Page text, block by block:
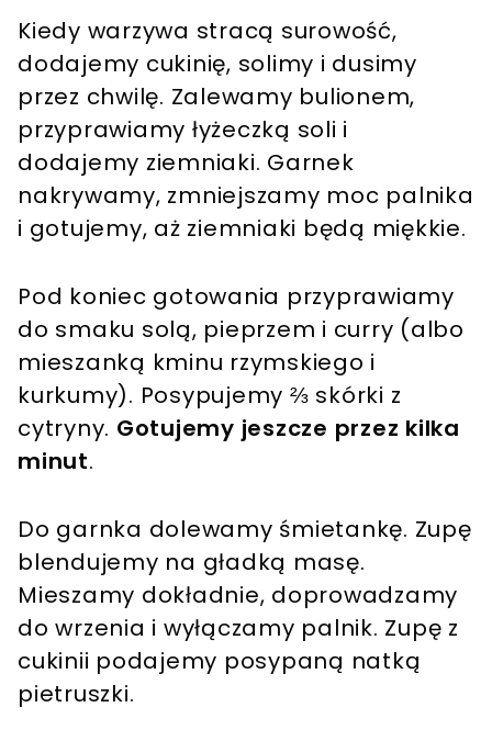
Kiedy warzywa stracą surowość,
dodajemy cukinię, solimy i dusimy
przez chwilę. Zalewamy bulionem,
przyprawiamy łyżeczką soli i
dodajemy ziemniaki. Garnek
nakrywamy, zmniejszamy moc palnika
i gotujemy, aż ziemniaki będą miękkie.
Pod koniec gotowania przyprawiamy
do smaku solą, pieprzem i curry (albo
mieszanką kminu rzymskiego i
kurkumy). Posypujemy ⅔ skórki z
cytryny. Gotujemy jeszcze przez kilka
minut.
Do garnka dolewamy śmietankę. Zupę
blendujemy na gładką masę.
Mieszamy dokładnie, doprowadzamy
do wrzenia i wyłączamy palnik. Zupę z
cukinii podajemy posypaną natką
pietruszki.